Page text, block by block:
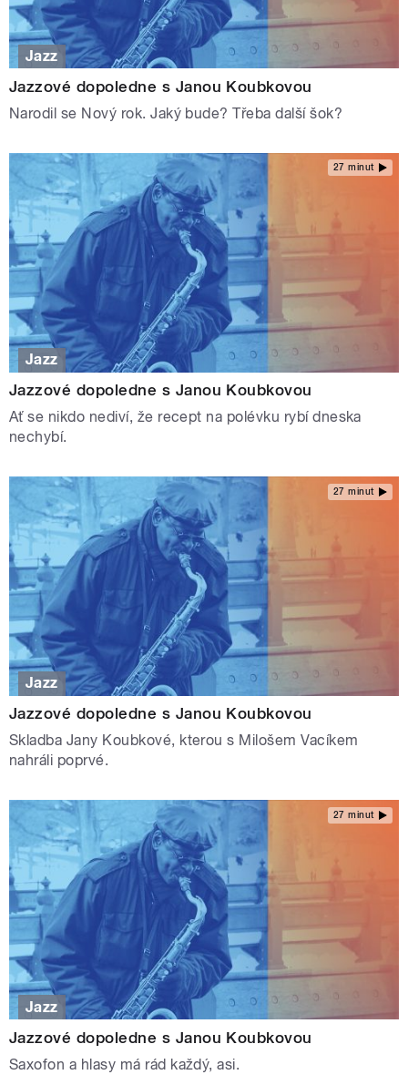
Jazz
Jazzové dopoledne s Janou Koubkovou
Narodil se Nový rok. Jaký bude? Třeba další šok?
27 minut
Jazz
Jazzové dopoledne s Janou Koubkovou
Ať se nikdo nediví, že recept na polévku rybí dneska
nechybí.
27 minut
Jazz
Jazzové dopoledne s Janou Koubkovou
Skladba Jany Koubkové, kterou s Milošem Vacíkem
nahráli poprvé.
27 minut
Jazz
Jazzové dopoledne s Janou Koubkovou
Saxofon a hlasy má rád každý, asi.